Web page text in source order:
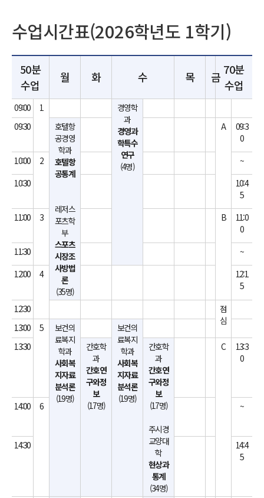
수업시간표(2026학년도 1학기)
50분
수업
월 화 수 목 금 70분
수업
09:00 1
경영학
과
경영과
학특수
연구
(4명)
09:30
호텔항
공경영
학과
호텔항
공통계
레저스
포츠학
부
스포츠
시장조
사방법
론
(35명)
A
09:3
0
10:00
2
~
10:30
10:4
5
11:00
3 B
11:0
0
11:30
~
12:00
4
12:1
5
12:30
점
심
13:00 5
보건의
료복지
학과
사회복
지자료
분석론
(19명)
보건의
료복지
학과
사회복
지자료
분석론
(19명)
13:30
간호학
과
간호연
구와정
보
(17명)
간호학
과
간호연
구와정
보
(17명)
주시경
교양대
학
현상과
통계
(34명)
C
13:3
0
14:00 6 ~
14:30
14:4
5